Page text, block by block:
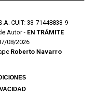
CUIT: 33-71448833-9
Autor - EN TRÁMITE
08/2026
Roberto Navarro